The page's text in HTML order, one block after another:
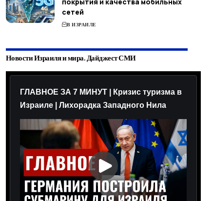
сетей
В ИЗРАИЛЕ
Новости Израиля и мира. Дайджест СМИ